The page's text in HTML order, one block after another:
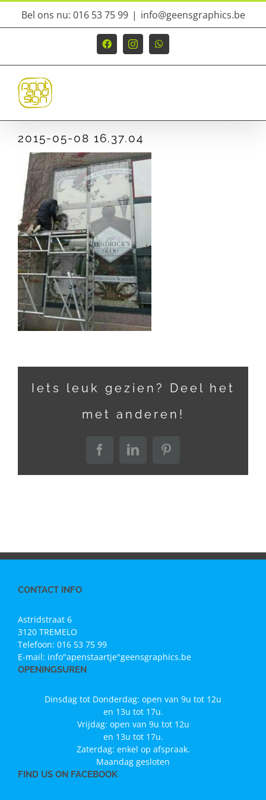
Ga
inhoud
Bel ons nu: 016 53 75 99 | info@geensgraphics.be
FacebookInstagramWhatsApp
2015-05-08 16.37.04
Iets leuk gezien? Deel het
met anderen!
FacebookLinkedInPinterest
CONTACT INFO
Astridstraat 6
3120 TREMELO
Telefoon: 016 53 75 99
E-mail: info"apenstaartje"geensgraphics.be
OPENINGSUREN
Dinsdag tot Donderdag: open van 9u tot 12u
en 13u tot 17u.
Vrijdag: open van 9u tot 12u
en 13u tot 17u.
Zaterdag: enkel op afspraak.
Maandag gesloten
FIND US ON FACEBOOK